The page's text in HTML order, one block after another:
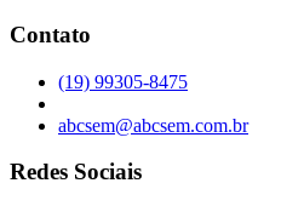
Contato
(19) 99305-8475
abcsem@abcsem.com.br
Redes Sociais